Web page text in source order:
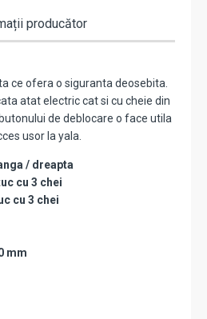
producător
ce ofera o siguranta deosebita.
atat electric cat si cu cheie din
de deblocare o face utila
usor la yala.
/ dreapta
cu 3 chei
cu 3 chei
mm